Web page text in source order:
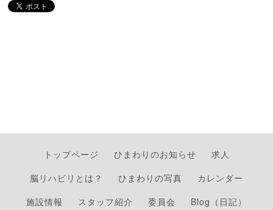
トップページ ひまわりのお知らせ
求人
脳リハビリとは？
ひまわりの写真
カレンダー
施設情報
スタッフ紹介 委員会
Blog（日記）